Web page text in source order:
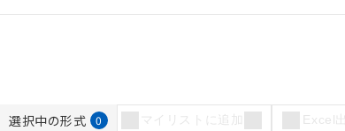
選択中の形式 0 マイリストに追加 Excel